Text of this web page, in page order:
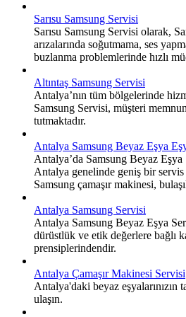
Sarısu Samsung Servisi
Sarısu Samsung Servisi olarak,
arızalarında soğutmama, ses
buzlanma problemlerinde hızlı
Altıntaş Samsung Servisi
Antalya’nın tüm bölgelerinde
Samsung Servisi, müşteri
tutmaktadır.
Antalya Samsung Beyaz Eşya
Antalya’da Samsung Beyaz
Antalya genelinde geniş bir
Samsung çamaşır makinesi,
Antalya Samsung Servisi
Antalya Samsung Beyaz Eşya
dürüstlük ve etik değerlere bağlı
prensiplerindendir.
Antalya Çamaşır Makinesi Servisi
Antalya'daki beyaz eşyalarınızın
ulaşın.